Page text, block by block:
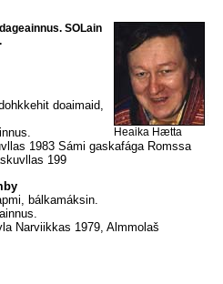
Heaika Hætta
SOLain
.
doaimaid,
1983 Sámi gaskafága Romssa
199
bálkamáksin.
Narviikkas 1979, Almmolaš